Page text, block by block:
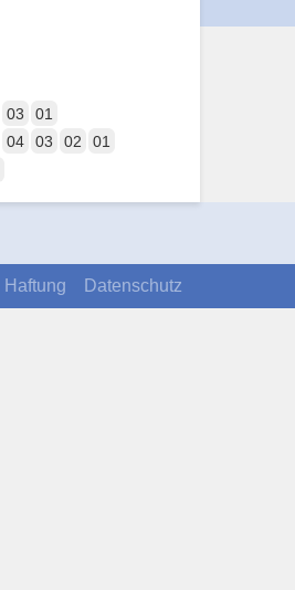
03 01
04 03 02
01
Haftung Datenschutz